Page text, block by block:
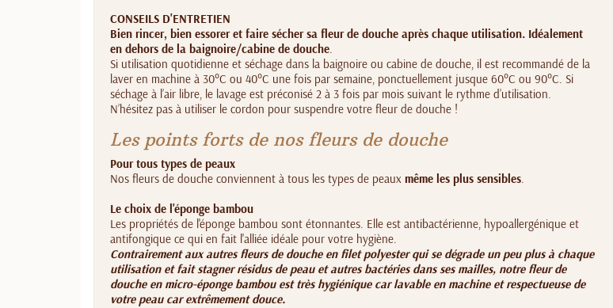
CONSEILS D'ENTRETIEN
Bien rincer, bien essorer et faire sécher sa fleur de douche après chaque utilisation. Idéalement
en dehors de la baignoire/cabine de douche.
Si utilisation quotidienne et séchage dans la baignoire ou cabine de douche, il est recommandé de la
laver en machine à 30°C ou 40°C une fois par semaine, ponctuellement jusque 60°C ou 90°C. Si
séchage à l’air libre, le lavage est préconisé 2 à 3 fois par mois suivant le rythme d’utilisation.
N’hésitez pas à utiliser le cordon pour suspendre votre fleur de douche !
Les points forts de nos fleurs de douche
Pour tous types de peaux
Nos fleurs de douche conviennent à tous les types de peaux même les plus sensibles.
Le choix de l'éponge bambou
Les propriétés de l'éponge bambou sont étonnantes. Elle est antibactérienne, hypoallergénique et
antifongique ce qui en fait l'alliée idéale pour votre hygiène.
Contrairement aux autres fleurs de douche en filet polyester qui se dégrade un peu plus à chaque
utilisation et fait stagner résidus de peau et autres bactéries dans ses mailles, notre fleur de
douche en micro-éponge bambou est très hygiénique car lavable en machine et respectueuse de
votre peau car extrêmement douce.